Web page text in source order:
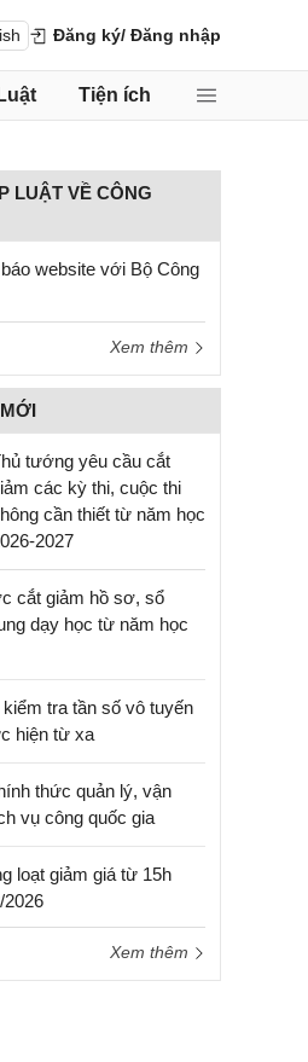
Đăng ký/ Đăng nhập
Tiện ích
LUẬT VỀ CÔNG
website với Bộ Công
Xem thêm
tướng yêu cầu cắt
các kỳ thi, cuộc thi
cần thiết từ năm học
2027
cắt giảm hồ sơ, sổ
dạy học từ năm học
tra tần số vô tuyến
hiện từ xa
thức quản lý, vận
vụ công quốc gia
loạt giảm giá từ 15h
2026
Xem thêm